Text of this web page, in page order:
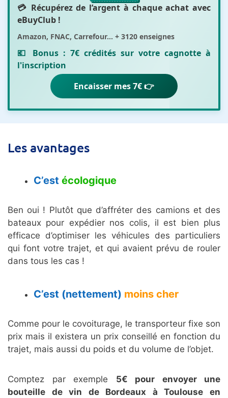
💳 Récupérez de l’argent à chaque achat avec
eBuyClub !
Amazon, FNAC, Carrefour... + 3120 enseignes
💶 Bonus : 7€ crédités sur votre cagnotte à
l'inscription
Encaisser mes 7€ 👉
Les avantages
C’est écologique
Ben oui ! Plutôt que d’affréter des camions et des
bateaux pour expédier nos colis, il est bien plus
efficace d’optimiser les véhicules des particuliers
qui font votre trajet, et qui avaient prévu de rouler
dans tous les cas !
C’est (nettement) moins cher
Comme pour le covoiturage, le transporteur fixe son
prix mais il existera un prix conseillé en fonction du
trajet, mais aussi du poids et du volume de l’objet.
Comptez par exemple 5€ pour envoyer une
bouteille de vin de Bordeaux à Toulouse en